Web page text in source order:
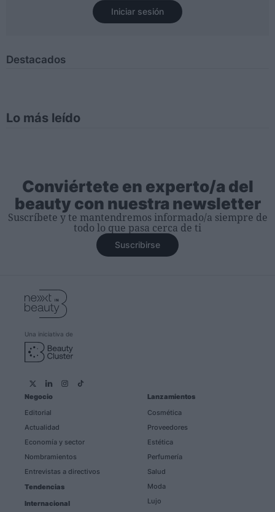
Iniciar sesión
Destacados
Lo más leído
Conviértete en experto/a del
beauty con nuestra newsletter
Suscríbete y te mantendremos informado/a siempre de
todo lo que pasa cerca de ti
Suscribirse
Una iniciativa de
Negocio
Editorial
Actualidad
Economía y sector
Nombramientos
Entrevistas a directivos
Tendencias
Internacional
Lanzamientos
Cosmética
Proveedores
Estética
Perfumería
Salud
Moda
Lujo